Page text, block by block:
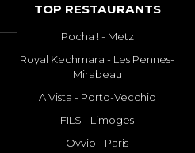
TOP RESTAURANTS
Pocha ! - Metz
Royal Kechmara - Les Pennes-
Mirabeau
A Vista - Porto-Vecchio
FILS - Limoges
Ovvio - Paris